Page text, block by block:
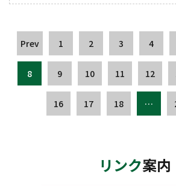
Prev 1 2 3 4
8 9 10 11 12
16 17 18 …
リンク案内